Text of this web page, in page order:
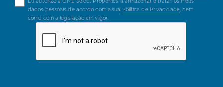
dados pessoais de acordo com a sua Política de Privacidade, bem
como com a legislação em vigor.